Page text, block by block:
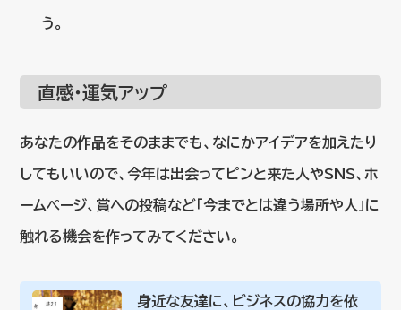
う。
直感・運気アップ
あなたの作品をそのままでも、なにかアイデアを加えたり
してもいいので、今年は出会ってピンと来た人やSNS、ホ
ームページ、賞への投稿など「今までとは違う場所や人」に
触れる機会を作ってみてください。
身近な友達に、ビジネスの協力を依